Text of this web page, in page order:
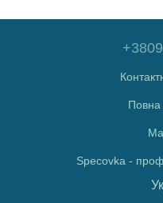
Повна
Specovka -